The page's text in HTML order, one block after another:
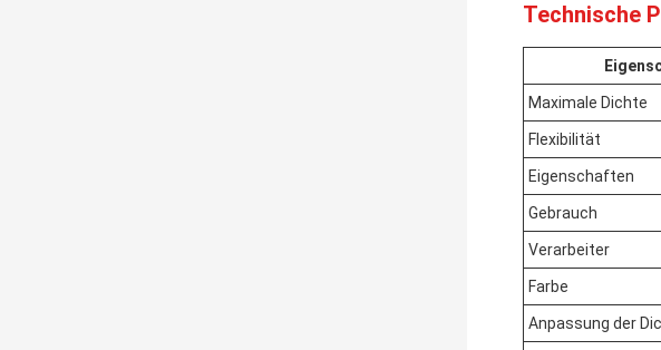
Technische
Maximale Dichte
Flexibilität
Eigenschaften
Gebrauch
Verarbeiter
Farbe
Anpassung der